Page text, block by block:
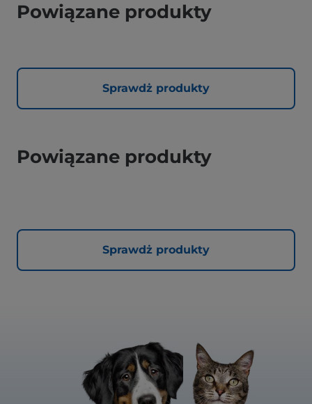
Powiązane produkty
Sprawdż produkty
Powiązane produkty
Sprawdż produkty